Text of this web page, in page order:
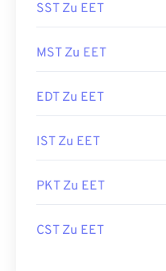
SST Zu EET
MST Zu EET
EDT Zu EET
IST Zu EET
PKT Zu EET
CST Zu EET